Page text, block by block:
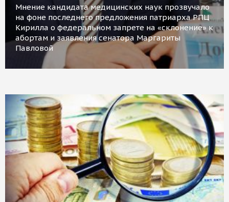
Мнение кандидата медицинских наук прозвучало
на фоне последнего предложения патриарха РПЦ
Кирилла о федеральном запрете на «склонение» к
абортам и заявления сенатора Маргариты
Павловой